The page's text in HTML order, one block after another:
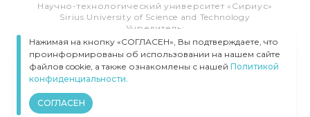
Научно-технологический университет «Сириус»
Sirius University of Science and Technology
Учредитель:
Образовательный Фонд «Талант и успех»
Федеральная территория «Сириус»,
Тел.:8 (800) 100 41 55
info@siriusuniversity.ru
ВСЕ ПРАВА ЗАЩИЩЕНЫ © УНИВЕРСИТЕТ «СИРИУС», 2020–
Нажимая на кнопку «СОГЛАСЕН», Вы подтверждаете, что
проинформированы об использовании на нашем сайте
файлов cookie, а также ознакомлены с нашей Политикой
конфиденциальности.
СОГЛАСЕН